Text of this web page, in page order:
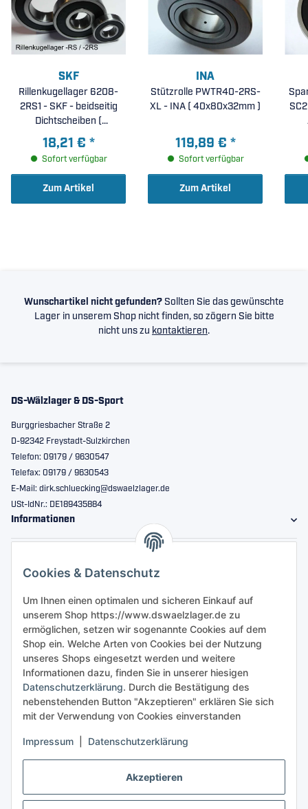
Akzeptieren
Cookies & Datenschutz
Um Ihnen einen optimalen und sicheren Einkauf auf
unserem Shop https://www.dswaelzlager.de zu
ermöglichen, setzen wir sogenannte Cookies auf dem
Shop ein. Welche Arten von Cookies bei der Nutzung
unseres Shops eingesetzt werden und weitere
Informationen dazu, finden Sie in unserer hiesigen
Datenschutzerklärung. Durch die Bestätigung des
nebenstehenden Button "Akzeptieren" erklären Sie sich
mit der Verwendung von Cookies einverstanden
Impressum Datenschutzerklärung
SKF
Rillenkugellager 6208-
2RS1 - SKF - beidseitig
Dichtscheiben (
40x80x18mm )
18,21 € *
Sofort verfügbar
Zum Artikel
INA
Stützrolle PWTR40-2RS-
XL - INA ( 40x80x32mm )
119,89 € *
Sofort verfügbar
Zum Artikel
Wunschartikel nicht gefunden? Sollten Sie das gewünschte
Lager in unserem Shop nicht finden, so zögern Sie bitte
nicht uns zu kontaktieren.
DS-Wälzlager & DS-Sport
Burggriesbacher Straße 2
D-92342 Freystadt-Sulzkirchen
Telefon: 09179 / 9630547
Telefax: 09179 / 9630543
E-Mail: dirk.schluecking@dswaelzlager.de
USt-IdNr.: DE189435884
Informationen